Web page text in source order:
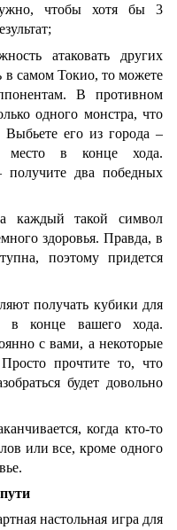
чтобы хотя бы 3
атаковать других
в самом Токио, то можете
В противном
одного монстра, что
Выбьете его из города –
место в конце хода.
два победных
каждый такой символ
здоровья. Правда, в
поэтому придется
получать кубики для
в конце вашего хода.
с вами, а некоторые
прочтите то, что
будет довольно
когда кто-то
или все, кроме одного
настольная игра для